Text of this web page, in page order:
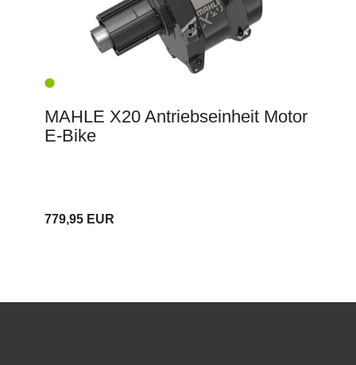
MAHLE X20 Antriebseinheit Motor
E-Bike
779,95 EUR